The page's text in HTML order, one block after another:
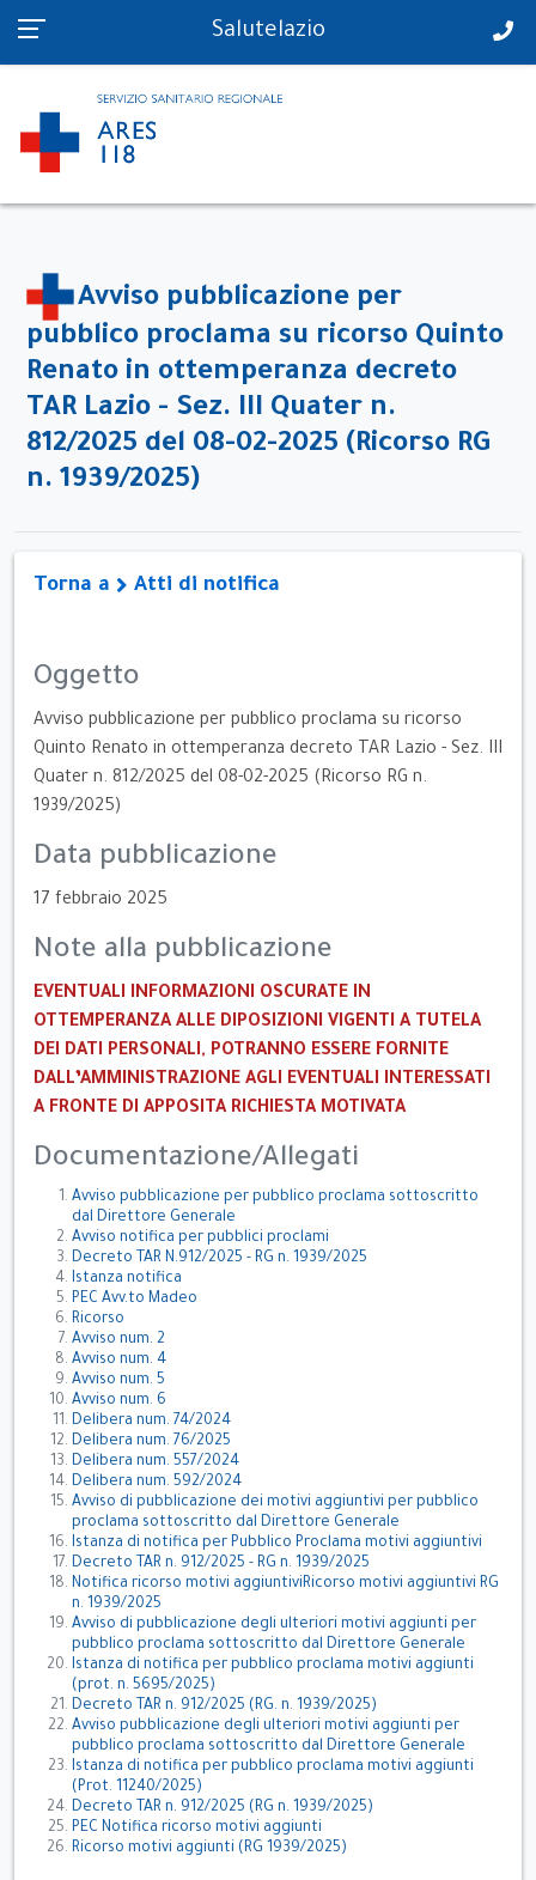
PS in tempo reale Salutelazio
Avviso pubblicazione per
pubblico proclama su ricorso Quinto
Renato in ottemperanza decreto
TAR Lazio - Sez. III Quater n.
812/2025 del 08-02-2025 (Ricorso RG
n. 1939/2025)
Torna a Atti di notifica
Oggetto
Avviso pubblicazione per pubblico proclama su ricorso
Quinto Renato in ottemperanza decreto TAR Lazio - Sez. III
Quater n. 812/2025 del 08-02-2025 (Ricorso RG n.
1939/2025)
Data pubblicazione
17 febbraio 2025
Note alla pubblicazione
EVENTUALI INFORMAZIONI OSCURATE IN
OTTEMPERANZA ALLE DIPOSIZIONI VIGENTI A TUTELA
DEI DATI PERSONALI, POTRANNO ESSERE FORNITE
DALL’AMMINISTRAZIONE AGLI EVENTUALI INTERESSATI
A FRONTE DI APPOSITA RICHIESTA MOTIVATA
Documentazione/Allegati
Avviso pubblicazione per pubblico proclama sottoscritto
dal Direttore Generale
Avviso notifica per pubblici proclami
Decreto TAR N.912/2025 - RG n. 1939/2025
Istanza notifica
PEC Avv.to Madeo
Ricorso
Avviso num. 2
Avviso num. 4
Avviso num. 5
Avviso num. 6
Delibera num. 74/2024
Delibera num. 76/2025
Delibera num. 557/2024
Delibera num. 592/2024
Avviso di pubblicazione dei motivi aggiuntivi per pubblico
proclama sottoscritto dal Direttore Generale
Istanza di notifica per Pubblico Proclama motivi aggiuntivi
Decreto TAR n. 912/2025 - RG n. 1939/2025
Notifica ricorso motivi aggiuntiviRicorso motivi aggiuntivi RG
n. 1939/2025
Avviso di pubblicazione degli ulteriori motivi aggiunti per
pubblico proclama sottoscritto dal Direttore Generale
Istanza di notifica per pubblico proclama motivi aggiunti
(prot. n. 5695/2025)
Decreto TAR n. 912/2025 (RG. n. 1939/2025)
Avviso pubblicazione degli ulteriori motivi aggiunti per
pubblico proclama sottoscritto dal Direttore Generale
Istanza di notifica per pubblico proclama motivi aggiunti
(Prot. 11240/2025)
Decreto TAR n. 912/2025 (RG n. 1939/2025)
PEC Notifica ricorso motivi aggiunti
Ricorso motivi aggiunti (RG 1939/2025)